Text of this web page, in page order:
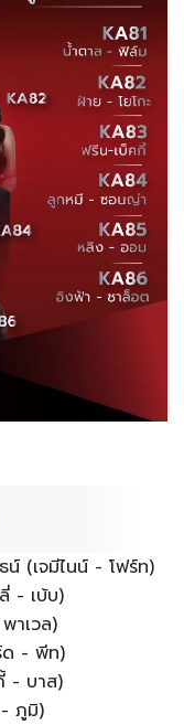
(เจมีไนน์ - โฟร์ท)
- เบ้บ)
าเวล)
- พีท)
- บาส)
ภูมิ)